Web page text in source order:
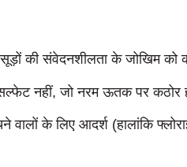
की संवेदनशीलता के जोखिम को
नहीं, जो नरम ऊतक पर कठोर
वालों के लिए आदर्श (हालांकि